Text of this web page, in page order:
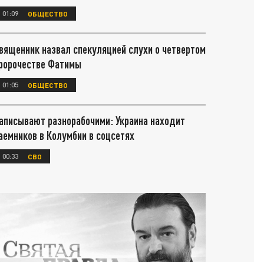
01:09 ОБЩЕСТВО
назвал спекуляцией слухи о четвертом
Фатимы
01:05 ОБЩЕСТВО
разнорабочими: Украина находит
в Колумбии в соцсетях
00:33 СВО